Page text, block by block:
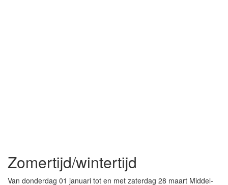
Zomertijd/wintertijd
Van donderdag 01 januari tot en met zaterdag 28 maart Middel-